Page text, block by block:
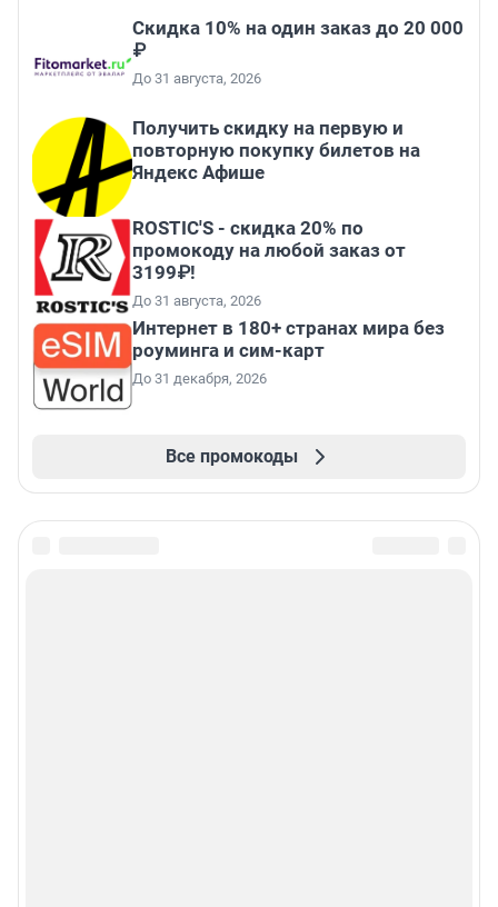
Скидка 10% на один заказ до 20 000
₽
До 31 августа, 2026
Получить скидку на первую и
повторную покупку билетов на
Яндекс Афише
ROSTIC'S - скидка 20% по
промокоду на любой заказ от
3199₽!
До 31 августа, 2026
Интернет в 180+ странах мира без
роуминга и сим-карт
До 31 декабря, 2026
Все промокоды